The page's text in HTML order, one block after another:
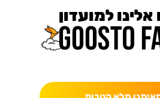
למועדון